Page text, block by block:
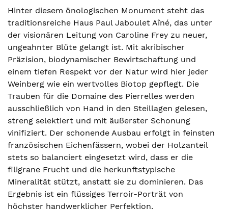
Hinter diesem önologischen Monument steht das
traditionsreiche Haus Paul Jaboulet Aîné, das unter
der visionären Leitung von Caroline Frey zu neuer,
ungeahnter Blüte gelangt ist. Mit akribischer
Präzision, biodynamischer Bewirtschaftung und
einem tiefen Respekt vor der Natur wird hier jeder
Weinberg wie ein wertvolles Biotop gepflegt. Die
Trauben für die Domaine des Pierrelles werden
ausschließlich von Hand in den Steillagen gelesen,
streng selektiert und mit äußerster Schonung
vinifiziert. Der schonende Ausbau erfolgt in feinsten
französischen Eichenfässern, wobei der Holzanteil
stets so balanciert eingesetzt wird, dass er die
filigrane Frucht und die herkunftstypische
Mineralität stützt, anstatt sie zu dominieren. Das
Ergebnis ist ein flüssiges Terroir-Porträt von
höchster handwerklicher Perfektion.